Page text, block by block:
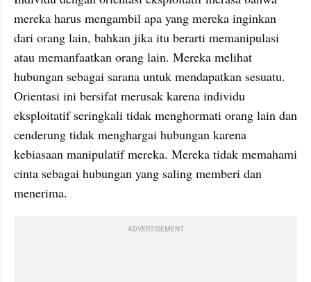
mereka harus mengambil apa yang mereka inginkan
dari orang lain, bahkan jika itu berarti memanipulasi
atau memanfaatkan orang lain. Mereka melihat
hubungan sebagai sarana untuk mendapatkan sesuatu.
Orientasi ini bersifat merusak karena individu
eksploitatif seringkali tidak menghormati orang lain dan
cenderung tidak menghargai hubungan karena
kebiasaan manipulatif mereka. Mereka tidak memahami
cinta sebagai hubungan yang saling memberi dan
menerima.
ADVERTISEMENT